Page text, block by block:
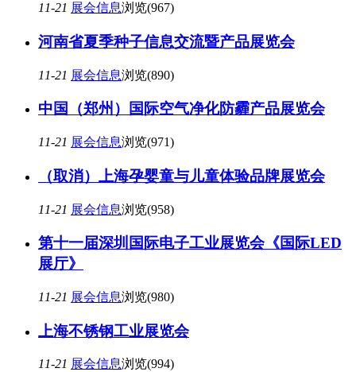
11-21 展会信息浏览(967)
河南省夏季种子信息交流暨产品展览会
11-21 展会信息浏览(890)
中国（郑州）国际空气净化防霾产品展览会
11-21 展会信息浏览(971)
（取消）上海孕婴童与儿童体验品牌展览会
11-21 展会信息浏览(958)
第十一届深圳国际电子工业展览会《国际LED
展厅》
11-21 展会信息浏览(980)
上海不锈钢工业展览会
11-21 展会信息浏览(994)